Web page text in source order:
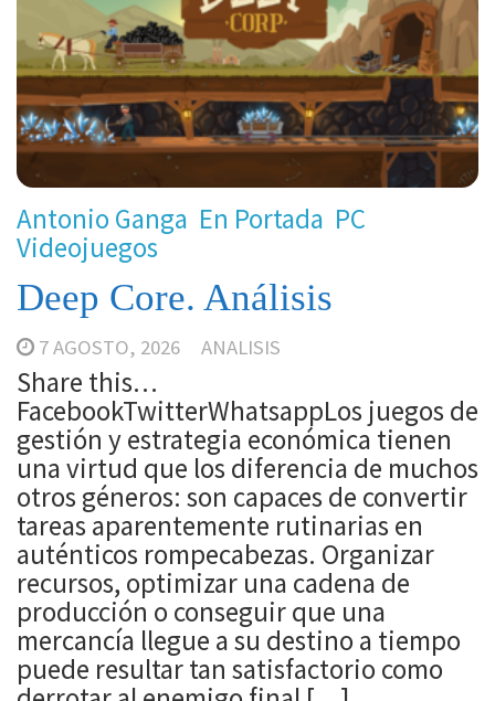
Antonio Ganga En Portada PC
Videojuegos
Deep Core. Análisis
7 AGOSTO, 2026 ANALISIS
Share this…
FacebookTwitterWhatsappLos juegos de
gestión y estrategia económica tienen
una virtud que los diferencia de muchos
otros géneros: son capaces de convertir
tareas aparentemente rutinarias en
auténticos rompecabezas. Organizar
recursos, optimizar una cadena de
producción o conseguir que una
mercancía llegue a su destino a tiempo
puede resultar tan satisfactorio como